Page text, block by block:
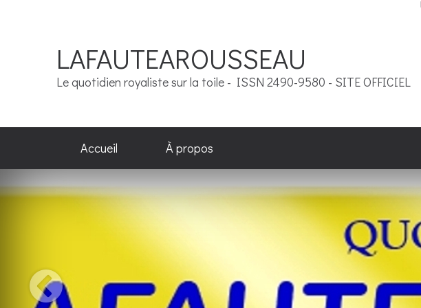
LAFAUTEAROUSSEAU
Le quotidien royaliste sur la toile - ISSN 2490-9580 - SITE OFFICIEL
Accueil À propos